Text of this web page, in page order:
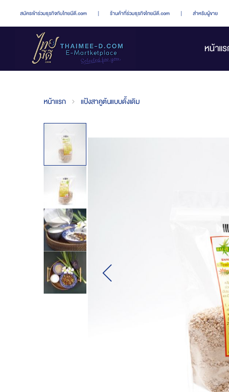
สมัครเข้าร่วมธุรกิจกับไทยมีดี.com | ร้านค้าที่ร่วมธุรกิจไทยมีดี.com | สำหรับผู้ขาย
หน้าแ
หน้าแรก แป้งสาคูต้นแบบดั้งเดิม
Skip
of
images
gallery